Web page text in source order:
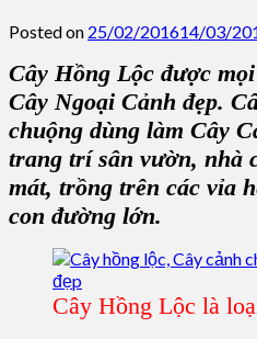
Posted on 25/02/201614/03/
Cây Hồng Lộc được
Cây Ngoại Cảnh đẹp.
chuộng dùng làm Cây
trang trí sân vườn, nhà
mát, trồng trên các vỉa
con đường lớn.
Cây Hồng Lộc là